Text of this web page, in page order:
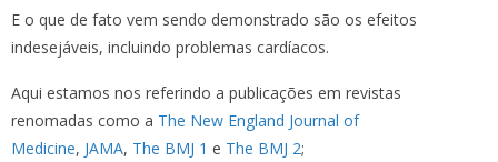
E o que de fato vem sendo demonstrado são os efeitos
indesejáveis, incluindo problemas cardíacos.
Aqui estamos nos referindo a publicações em revistas
renomadas como a The New England Journal of
Medicine, JAMA, The BMJ 1 e The BMJ 2;